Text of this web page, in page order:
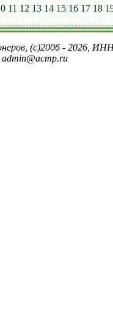
11 12 13 14 15 16 17 18
(c)2006 - 2026,
admin@acmp.ru